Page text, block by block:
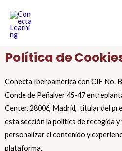
Política de
Conecta Iberoamérica con CIF No.
Conde de Peñalver 45-47
Center. 28006, Madrid, titular del
esta sección la política de recogida
personalizar el contenido y
plataforma.